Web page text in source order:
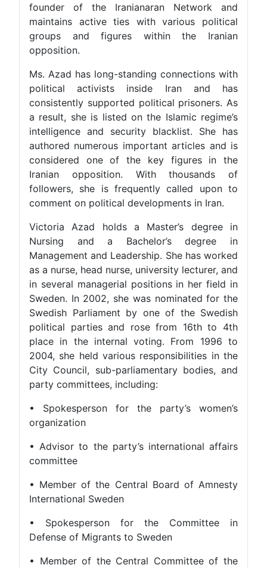
founder of the Iranianaran Network and
maintains active ties with various political
groups and figures within the Iranian
opposition.
Ms. Azad has long-standing connections with
political activists inside Iran and has
consistently supported political prisoners. As
a result, she is listed on the Islamic regime’s
intelligence and security blacklist. She has
authored numerous important articles and is
considered one of the key figures in the
Iranian opposition. With thousands of
followers, she is frequently called upon to
comment on political developments in Iran.
Victoria Azad holds a Master’s degree in
Nursing and a Bachelor’s degree in
Management and Leadership. She has worked
as a nurse, head nurse, university lecturer, and
in several managerial positions in her field in
Sweden. In 2002, she was nominated for the
Swedish Parliament by one of the Swedish
political parties and rose from 16th to 4th
place in the internal voting. From 1996 to
2004, she held various responsibilities in the
City Council, sub-parliamentary bodies, and
party committees, including:
• Spokesperson for the party’s women’s
organization
• Advisor to the party’s international affairs
committee
• Member of the Central Board of Amnesty
International Sweden
• Spokesperson for the Committee in
Defense of Migrants to Sweden
• Member of the Central Committee of the